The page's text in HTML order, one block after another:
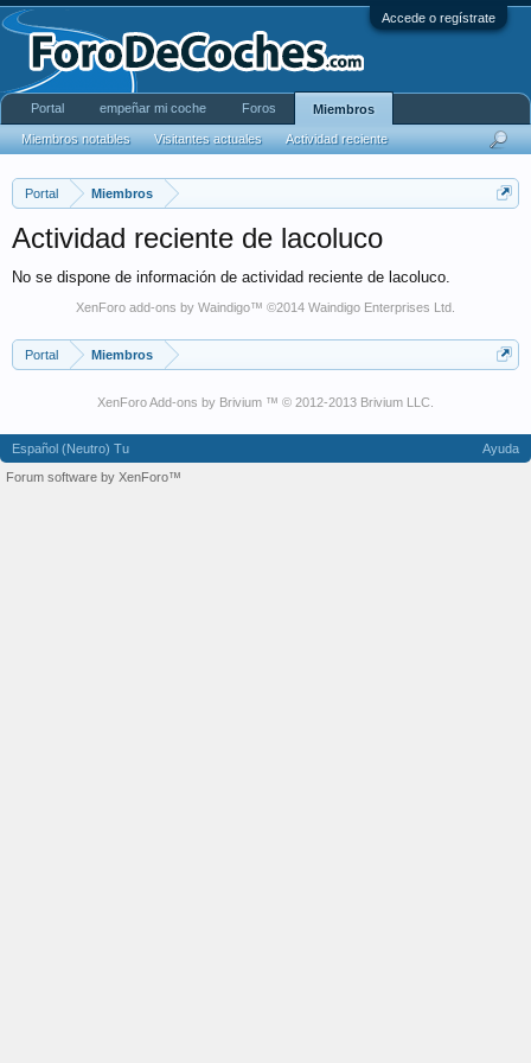
Accede o regístrate
Portal Miembros
Actividad reciente de lacoluco
No se dispone de información de actividad reciente de lacoluco.
XenForo add-ons by Waindigo™ ©2014 Waindigo Enterprises Ltd
Portal Miembros
XenForo Add-ons by Brivium ™ © 2012-2013 Brivium LLC.
Portal empeñar mi coche Foros Miembros
Miembros notables Visitantes actuales Actividad reciente
Español (Neutro) Tu
Ayuda
Forum software by XenForo™